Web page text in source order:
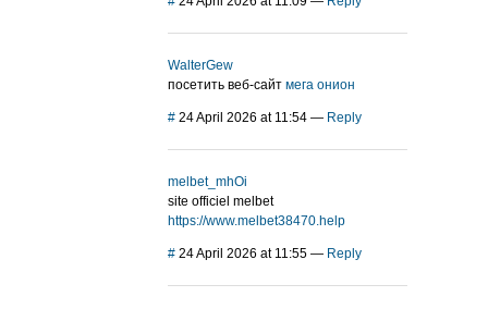
WalterGew
посетить веб-сайт мега онион
# 24 April 2026 at 11:54 — Reply
melbet_mhOi
site officiel melbet
https://www.melbet38470.help
# 24 April 2026 at 11:55 — Reply